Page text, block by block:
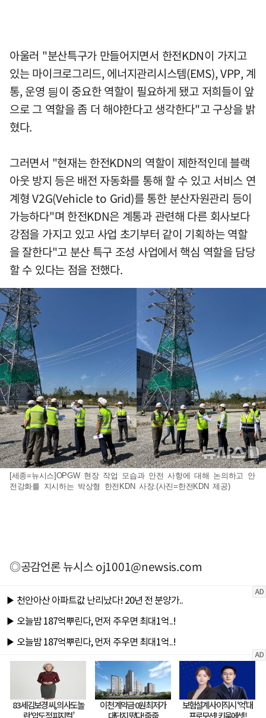
아울러 "분산특구가 만들어지면서 한전KDN이 가지고
있는 마이크로그리드, 에너지관리시스템(EMS), VPP, 계
통, 운영 딍이 중요한 역할이 필요하게 됐고 저희들이 앞
으로 그 역할을 좀 더 해야한다고 생각한다"고 구상을 밝
혔다.
그러면서 "현재는 한전KDN의 역할이 제한적인데 블랙
아웃 방지 등은 배전 자동화를 통해 할 수 있고 서비스 연
계형 V2G(Vehicle to Grid)를 통한 분산자원관리 등이
가능하다"며 한전KDN은 계통과 관련해 다른 회사보다
강점을 가지고 있고 사업 초기부터 같이 기획하는 역할
을 잘한다"고 분산 특구 조성 사업에서 핵심 역할을 담당
할 수 있다는 점을 전했다.
[세종=뉴시스]OPGW 현장 작업 모습과 안전 사항에 대해 논의하고 안
전강화를 지시하는 박상형 한전KDN 사장.(사진=한전KDN 제공)
◎공감언론 뉴시스oj1001@newsis.com